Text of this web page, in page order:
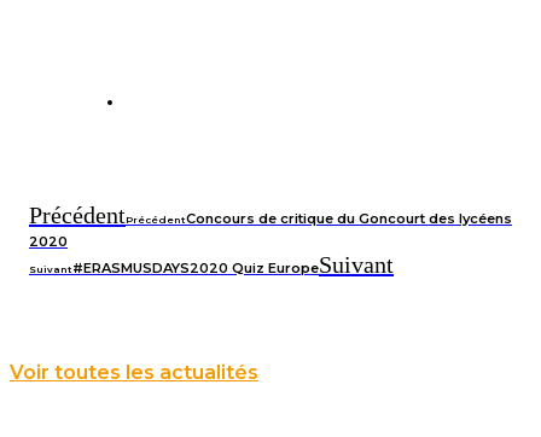
PrécédentPrécédentConcours de critique du Goncourt des lycéens
2020
Suivant #ERASMUSDAYS2020 Quiz EuropeSuivant
Voir toutes les actualités